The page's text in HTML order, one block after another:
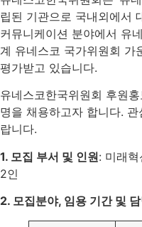
립된 기관으로 국내외에서
커뮤니케이션 분야에서 유
계 유네스코 국가위원회 가
평가받고 있습니다.
유네스코한국위원회 후원
명을 채용하고자 합니다.
랍니다.
1. 모집 부서 및 인원: 미래
2인
2. 모집분야, 임용 기간 및